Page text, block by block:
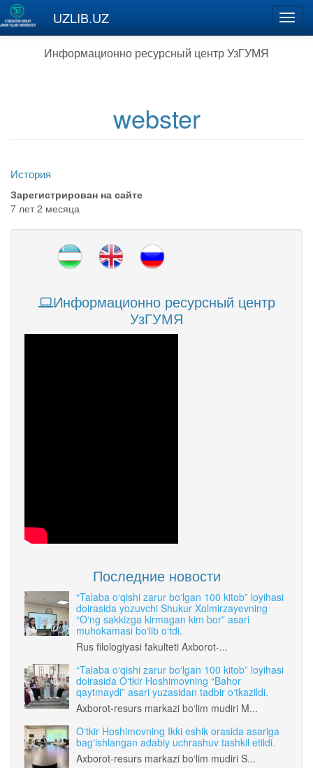
Перейти к основному содержанию
UZLIB.UZ
Информационно ресурсный центр УзГУМЯ
webster
История
Зарегистрирован на сайте
7 лет 2 месяца
Информационно ресурсный центр
УзГУМЯ
Последние новости
“Talaba o‘qishi zarur bo‘lgan 100 kitob” loyihasi
doirasida yozuvchi Shukur Xolmirzayevning
“O‘ng sakkizga kirmagan kim bor” asari
muhokamasi bo‘lib o‘tdi.
Rus filologiyasi fakulteti Axborot-...
“Talaba o‘qishi zarur bo‘lgan 100 kitob” loyihasi
doirasida O‘tkir Hoshimovning “Bahor
qaytmaydi” asari yuzasidan tadbir o‘tkazildi.
Axborot-resurs markazi bo‘lim mudiri M...
O‘tkir Hoshimovning Ikki eshik orasida asariga
bag‘ishlangan adabiy uchrashuv tashkil etildi.
Axborot-resurs markazi bo‘lim mudiri S...